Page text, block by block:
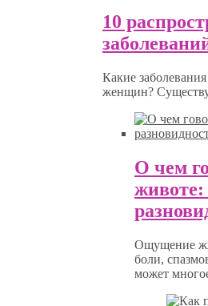
10
Какие
женщин?
О чем
животе:
Ощущение
боли,
может